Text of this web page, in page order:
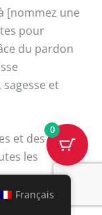
[nommez une
pour
du pardon
et
et des
les
Français
0